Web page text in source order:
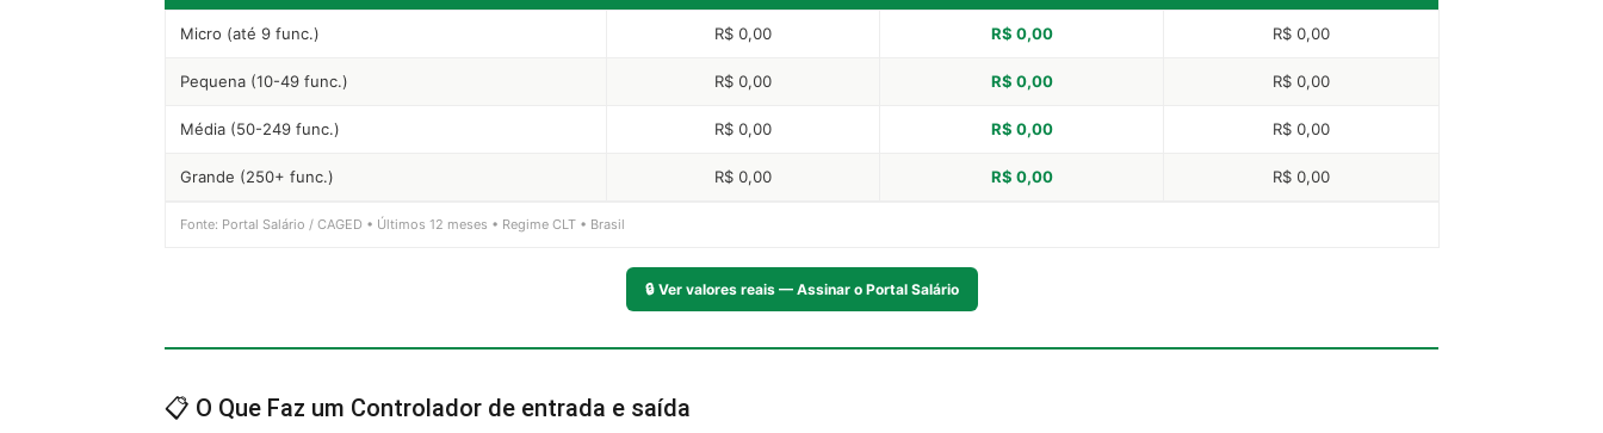
Micro (até 9 func.) R$ 0,00 R$ 0,00 R$ 0,00
Pequena (10-49 func.) R$ 0,00 R$ 0,00 R$ 0,00
Média (50-249 func.) R$ 0,00 R$ 0,00 R$ 0,00
Grande (250+ func.) R$ 0,00 R$ 0,00 R$ 0,00
Fonte: Portal Salário / CAGED • Últimos 12 meses • Regime CLT • Brasil
🔒 Ver valores reais — Assinar o Portal Salário
📋 O Que Faz um Controlador de entrada e saída